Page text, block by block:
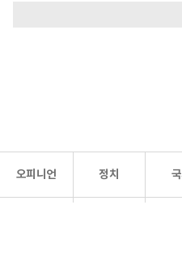
오피니언 정치